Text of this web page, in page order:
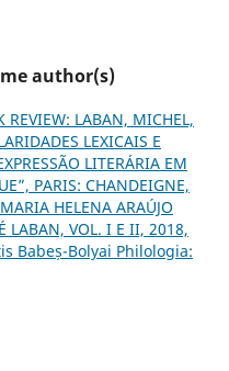
author(s)
REVIEW: LABAN, MICHEL,
LEXICAIS E
LITERÁRIA EM
PARIS: CHANDEIGNE,
HELENA ARAÚJO
LABAN, VOL. I E II, 2018,
Babeș-Bolyai Philologia: